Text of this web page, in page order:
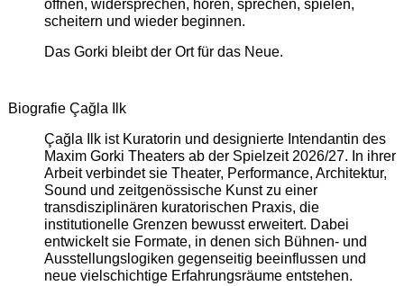
öffnen, widersprechen, hören, sprechen, spielen,
scheitern und wieder beginnen.
Das Gorki bleibt der Ort für das Neue.
Biografie Çağla Ilk
Çağla Ilk ist Kuratorin und designierte Intendantin des
Maxim Gorki Theaters ab der Spielzeit 2026/27. In ihrer
Arbeit verbindet sie Theater, Performance, Architektur,
Sound und zeitgenössische Kunst zu einer
transdisziplinären kuratorischen Praxis, die
institutionelle Grenzen bewusst erweitert. Dabei
entwickelt sie Formate, in denen sich Bühnen- und
Ausstellungslogiken gegenseitig beeinflussen und
neue vielschichtige Erfahrungsräume entstehen.